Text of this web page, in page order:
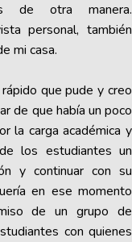
de otra manera.
personal, también
mi casa.
que pude y creo
de que había un poco
la carga académica y
los estudiantes un
y continuar con su
en ese momento
de un grupo de
con quienes